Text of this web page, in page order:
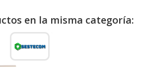
en la misma categoría: